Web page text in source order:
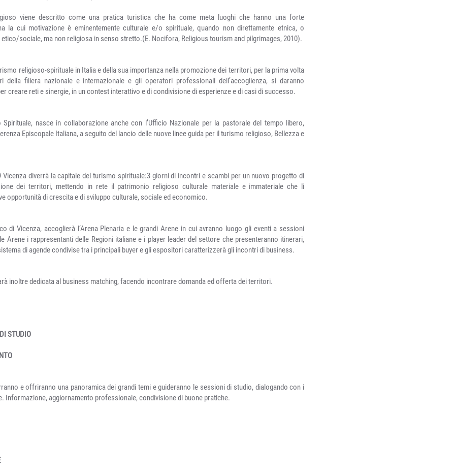
viene descritto come una pratica turistica che ha come meta luoghi che hanno una forte
la cui motivazione è eminentemente culturale e/o spirituale, quando non direttamente etnica, o
sociale, ma non religiosa in senso stretto.(E. Nocifora, Religious tourism and pilgrimages, 2010).
religioso-spirituale in Italia e della sua importanza nella promozione dei territori, per la prima volta
filiera nazionale e internazionale e gli operatori professionali dell’accoglienza, si daranno
creare reti e sinergie, in un contest interattivo e di condivisione di esperienze e di casi di successo.
nasce in collaborazione anche con l’Ufficio Nazionale per la pastorale del tempo libero,
Episcopale Italiana, a seguito del lancio delle nuove linee guida per il turismo religioso, Bellezza e
Vicenza diverrà la capitale del turismo spirituale:3 giorni di incontri e scambi per un nuovo progetto di
dei territori, mettendo in rete il patrimonio religioso culturale materiale e immateriale che li
opportunità di crescita e di sviluppo culturale, sociale ed economico.
di Vicenza, accoglierà l’Arena Plenaria e le grandi Arene in cui avranno luogo gli eventi a sessioni
Arene i rappresentanti delle Regioni italiane e i player leader del settore che presenteranno itinerari,
di agende condivise tra i principali buyer e gli espositori caratterizzerà gli incontri di business.
inoltre dedicata al business matching, facendo incontrare domanda ed offerta dei territori.
STUDIO
e offriranno una panoramica dei grandi temi e guideranno le sessioni di studio, dialogando con i
Informazione, aggiornamento professionale, condivisione di buone pratiche.